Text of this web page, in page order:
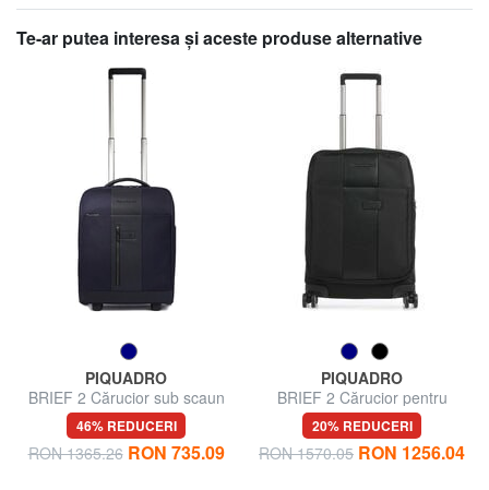
Te-ar putea interesa şi aceste produse alternative
PIQUADRO
BRIEF 2 Cărucior sub scaun
46% REDUCERI
RON 1365.26 RON 735.09
PIQUADRO
BRIEF 2 Cărucior pentru
bagaje de mână
20% REDUCERI
RON 1570.05 RON 1256.04